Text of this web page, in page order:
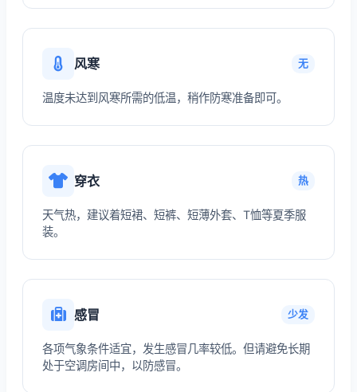
风寒 无
温度未达到风寒所需的低温，稍作防寒准备即可。
穿衣 热
天气热，建议着短裙、短裤、短薄外套、T恤等夏季服
装。
感冒 少发
各项气象条件适宜，发生感冒几率较低。但请避免长期
处于空调房间中，以防感冒。